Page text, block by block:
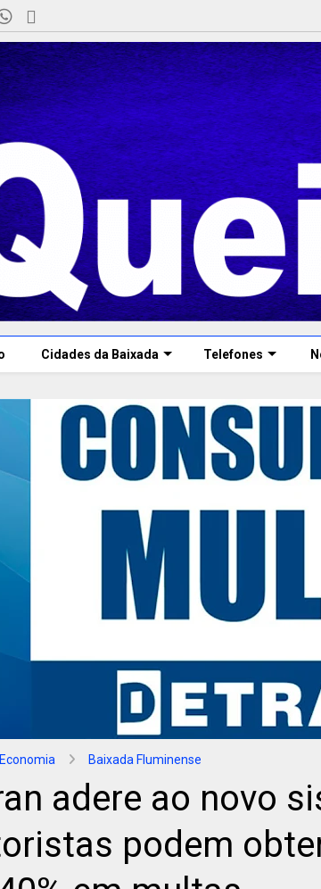
Cidades da Baixada Telefones
Economia Baixada Fluminense
adere ao novo
podem